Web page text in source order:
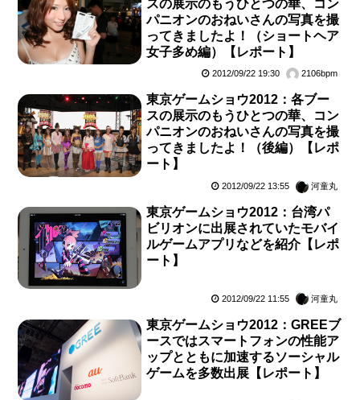
スの展示のもうひとつの華、コン
パニオンのおねいさんの写真を撮
ってきましたよ！（ショートヘア
女子多め編）【レポート】
2012/09/22 19:30 2106bpm
東京ゲームショウ2012：各ブー
スの展示のもうひとつの華、コン
パニオンのおねいさんの写真を撮
ってきましたよ！（後編）【レポ
ート】
2012/09/22 13:55 河童丸
東京ゲームショウ2012：台湾パ
ビリオンに出展されていたモバイ
ルゲームアプリなどを紹介【レポ
ート】
2012/09/22 11:55 河童丸
東京ゲームショウ2012：GREEブ
ースではスマートフォンの性能ア
ップとともに加速するソーシャル
ゲームを多数出展【レポート】